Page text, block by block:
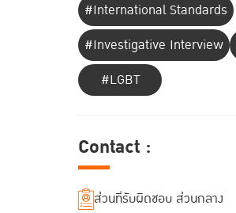
#International Standards
#Investigative Interview
#LGBT
Contact :
ส่วนที่รับผิดชอบ ส่วนกลาง